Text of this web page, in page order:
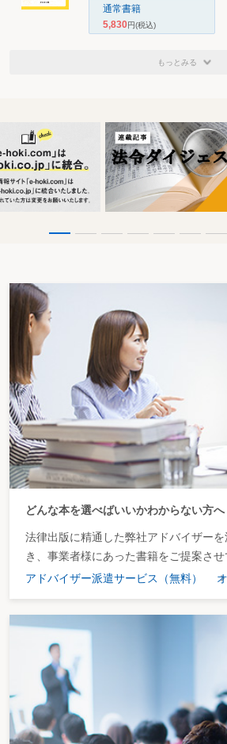
として申告する方法をとるケースが多いように思
ろ、加算税や延滞税が賦課されるのかは不透明で
の指導に従った場合ですら「正当な理由」がある
あり、税務当局においても同様の解釈をする可能
されるのか分からない状況では、必ずしも給与所
概に言えない。最終的には、様々な可能性を話し
らうしかないと思われる。
最後に、今後もし納税者が不服申立をするとい
限の管理に細心の注意を払うべきことを納税者に
を1日でも過ぎると、それまでやってきた手続が
らである。また、特に更正の請求の方法をとる場
ある。このような場合に、一方のみしか不服申立
ケース② 平成14年分について給与所得として申
相談内容
今年の3月に平成14年に行使したストック・オ
るかについて迷ったのだが、「今裁判で争ってい
内に請求すれば私たちの税金も戻ってくる」と友
申告した。将来、一時所得という裁判が確定すれ
ってくるのか。
回答
1 後発的事由に基づく更正の請求
相談者は、後発的事由に基づく更正の請求のう
係る税額等の計算の基礎となった事実に変動を生
ているものと思われる（国税通則法23条2項1号）
は、そのような事由が生じた日の翌日から2ヶ月以
ることが認められている。
それでは、不服申立及び訴訟の手続をとってい
裁判所で争っている納税者について勝訴の判決が
ついて判例により新判断が示された場合を後発的
と判断した例があり、品川芳宣教授も本誌2003年
も、文理解釈からして、本件のようなケースで後
も、実務家として「この方法があるので不服申立
もよい」と断言することはできないであろう。
2 争う場合のリスクとコスト
では、相談のケースについてはどのように対応
体は「将来税金が戻ってくるのか」なので、後発
嘆願（後述）によって戻ってくる可能性がないわ
通常書籍
5,830円(税込)
もっとみる
どんな本を選べばいいかわからない方へ
法律出版に精通した弊社アドバイザー
き、事業者様にあった書籍をご提案させ
アドバイザー派遣サービス（無料）